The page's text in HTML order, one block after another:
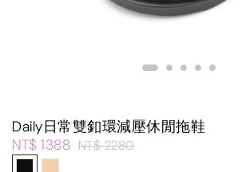
Daily日常雙釦環減壓休閒拖鞋
NT$ 1388 NT$ 2280